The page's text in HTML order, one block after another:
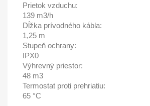
Prietok vzduchu:
139 m3/h
Dĺžka prívodného kábla:
1,25 m
Stupeň ochrany:
IPX0
Výhrevný priestor:
48 m3
Termostat proti prehriatiu:
65 °C